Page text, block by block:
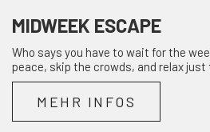
MIDWEEK ESCAPE
Who says you have to wait for the
peace, skip the crowds, and relax just
MEHR INFOS